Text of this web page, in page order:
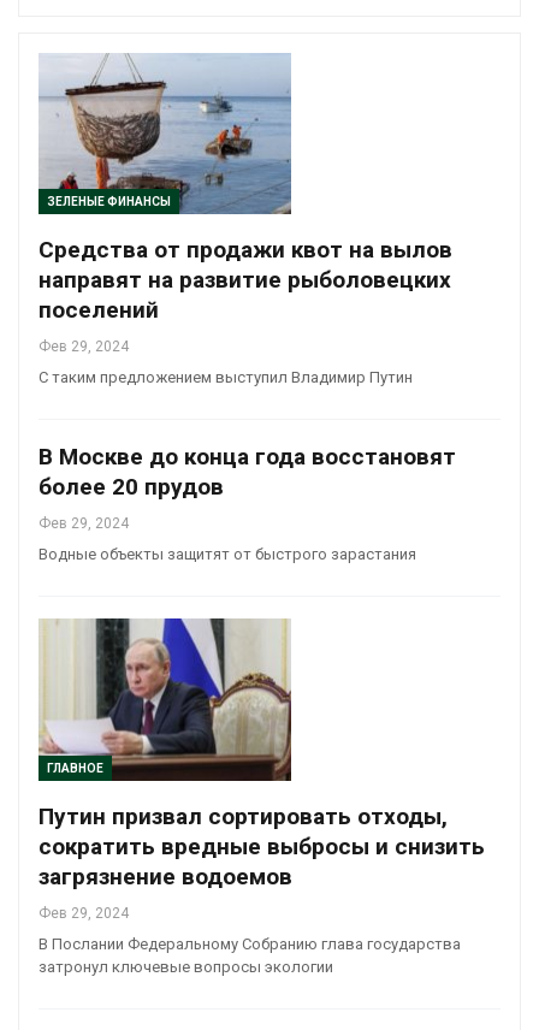
ЗЕЛЕНЫЕ ФИНАНСЫ
Средства от продажи квот на вылов
направят на развитие рыболовецких
поселений
Фев 29, 2024
С таким предложением выступил Владимир Путин
В Москве до конца года восстановят
более 20 прудов
Фев 29, 2024
Водные объекты защитят от быстрого зарастания
ГЛАВНОЕ
Путин призвал сортировать отходы,
сократить вредные выбросы и снизить
загрязнение водоемов
Фев 29, 2024
В Послании Федеральному Собранию глава государства
затронул ключевые вопросы экологии